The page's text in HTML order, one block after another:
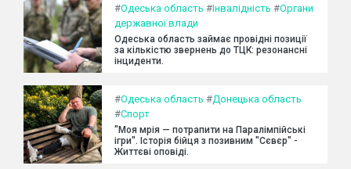
#Одеська область #Інвалідність #Органи
державної влади
Одеська область займає провідні позиції
за кількістю звернень до ТЦК: резонансні
інциденти.
#Одеська область #Донецька область
#Спорт
"Моя мрія — потрапити на Паралімпійські
ігри". Історія бійця з позивним "Сєвєр" -
Життєві оповіді.